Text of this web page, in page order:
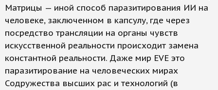
Матрицы — иной способ паразитирования ИИ на
человеке, заключенном в капсулу, где через
посредство трансляции на органы чувств
искусственной реальности происходит замена
константной реальности. Даже мир EVE это
паразитирование на человеческих мирах
Содружества высших рас и технологий (в